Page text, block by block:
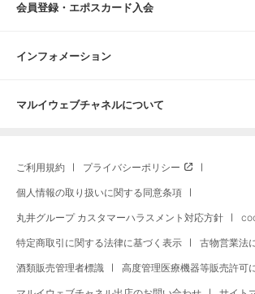
会員登録・エポスカード入会
インフォメーション
マルイウェブチャネルについて
ご利用規約 プライバシーポリシー
個人情報の取り扱いに関する同意条項
丸井グループ カスタマーハラスメント対応方針
特定商取引に関する法律に基づく表示 古物営業法
酒類販売管理者標識 高度管理医療機器等販売許可